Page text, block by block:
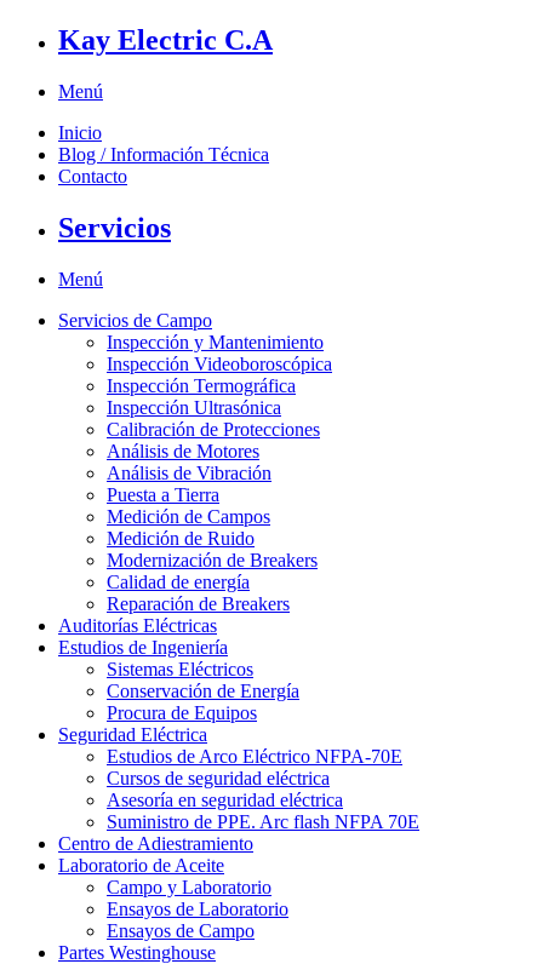
Kay Electric C.A
Menú
Inicio
Blog / Información Técnica
Contacto
Servicios
Menú
Servicios de Campo
Inspección y Mantenimiento
Inspección Videoboroscópica
Inspección Termográfica
Inspección Ultrasónica
Calibración de Protecciones
Análisis de Motores
Análisis de Vibración
Puesta a Tierra
Medición de Campos
Medición de Ruido
Modernización de Breakers
Calidad de energía
Reparación de Breakers
Auditorías Eléctricas
Estudios de Ingeniería
Sistemas Eléctricos
Conservación de Energía
Procura de Equipos
Seguridad Eléctrica
Estudios de Arco Eléctrico NFPA-70E
Cursos de seguridad eléctrica
Asesoría en seguridad eléctrica
Suministro de PPE. Arc flash NFPA 70E
Centro de Adiestramiento
Laboratorio de Aceite
Campo y Laboratorio
Ensayos de Laboratorio
Ensayos de Campo
Partes Westinghouse